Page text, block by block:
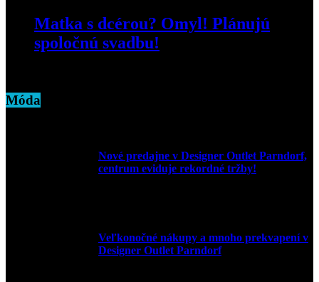
Matka s dcérou? Omyl! Plánujú
spoločnú svadbu!
Móda
Nové predajne v Designer Outlet Parndorf,
centrum eviduje rekordné tržby!
Veľkonočné nákupy a mnoho prekvapení v
Designer Outlet Parndorf